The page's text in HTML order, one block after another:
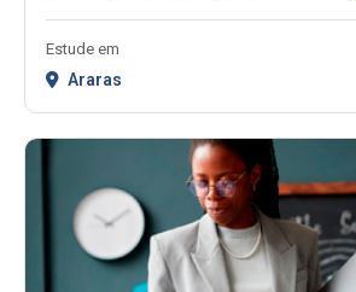
Estude em
Araras